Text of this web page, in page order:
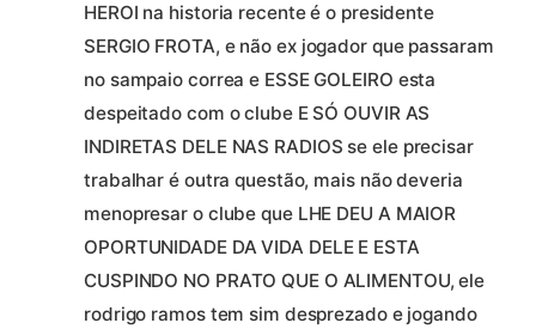
HEROI na historia recente é o presidente
SERGIO FROTA, e não ex jogador que passaram
no sampaio correa e ESSE GOLEIRO esta
despeitado com o clube E SÓ OUVIR AS
INDIRETAS DELE NAS RADIOS se ele precisar
trabalhar é outra questão, mais não deveria
menopresar o clube que LHE DEU A MAIOR
OPORTUNIDADE DA VIDA DELE E ESTA
CUSPINDO NO PRATO QUE O ALIMENTOU, ele
rodrigo ramos tem sim desprezado e jogando